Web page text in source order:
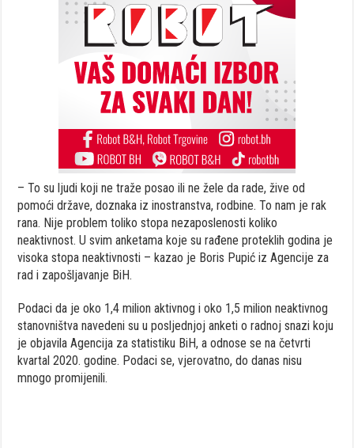
– To su ljudi koji ne traže posao ili ne žele da rade, žive od
pomoći države, doznaka iz inostranstva, rodbine. To nam je rak
rana. Nije problem toliko stopa nezaposlenosti koliko
neaktivnost. U svim anketama koje su rađene proteklih godina je
visoka stopa neaktivnosti – kazao je Boris Pupić iz Agencije za
rad i zapošljavanje BiH.
Podaci da je oko 1,4 milion aktivnog i oko 1,5 milion neaktivnog
stanovništva navedeni su u posljednjoj anketi o radnoj snazi koju
je objavila Agencija za statistiku BiH, a odnose se na četvrti
kvartal 2020. godine. Podaci se, vjerovatno, do danas nisu
mnogo promijenili.